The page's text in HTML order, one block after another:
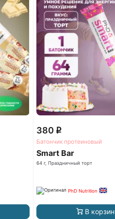
380 q
Батончик протеиновый
Smart Bar
64 г, Праздничный торт
PhD Nutrition
В